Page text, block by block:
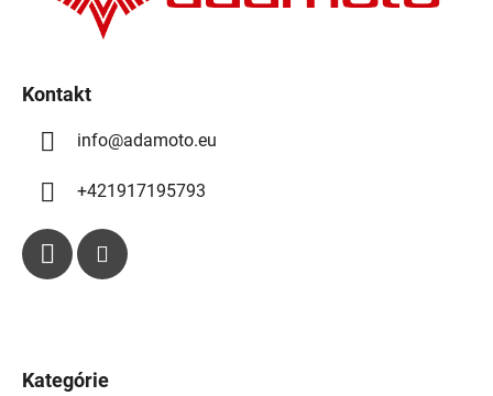
Kontakt
info@adamoto.eu
+421917195793
Kategórie